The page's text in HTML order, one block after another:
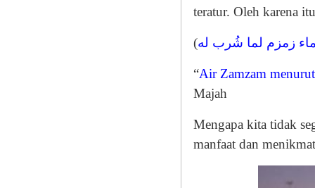
teratur. Oleh karena
(زمزم لما شُرب له
“Air Zamzam
Majah
Mengapa kita tidak
manfaat dan